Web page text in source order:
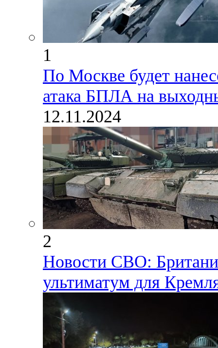
1
По Москве будет
атака БПЛА на
12.11.2024
2
Новости СВО:
ультиматум для